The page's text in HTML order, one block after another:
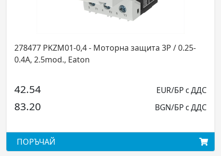
3P / 0.25-
Eaton
278481 PKZM01-2,5 - Моторна
49.50
96.81